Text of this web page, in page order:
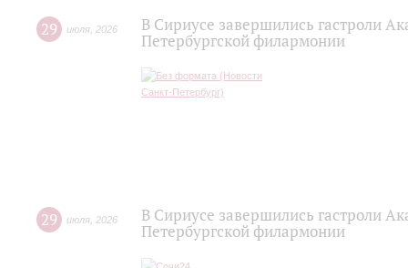
29 июля 2026
В Сириусе завершились гастроли
Петербургской филармонии
29 июля 2026
В Сириусе завершились гастроли
Петербургской филармонии